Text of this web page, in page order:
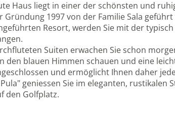
Haus liegt in einer der schönsten und
Gründung 1997 von der Familie Sala
Resort, werden Sie mit der
Suiten erwachen Sie schon
den blauen Himmen schauen und eine
und ermöglicht Ihnen daher
geniessen Sie im eleganten,
den Golfplatz.